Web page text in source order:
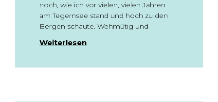
noch, wie ich vor vielen, vielen Jahren
am Tegernsee stand und hoch zu den
Bergen schaute. Wehmütig und
Weiterlesen